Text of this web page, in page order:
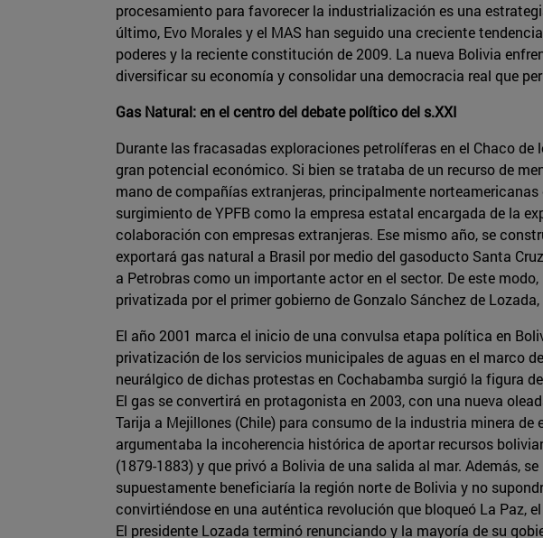
procesamiento para favorecer la industrialización es una
último, Evo Morales y el MAS han seguido una creciente
poderes y la reciente constitución de 2009. La nueva Bolivia
diversificar su economía y consolidar una democracia real que
Gas Natural: en el centro del debate político del s.XXI
Durante las fracasadas exploraciones petrolíferas en el Chaco
gran potencial económico. Si bien se trataba de un recurso de
mano de compañías extranjeras, principalmente
surgimiento de YPFB como la empresa estatal encargada de la
colaboración con empresas extranjeras. Ese mismo año, se
exportará gas natural a Brasil por medio del gasoducto Santa
a Petrobras como un importante actor en el sector. De este
privatizada por el primer gobierno de Gonzalo Sánchez de
El año 2001 marca el inicio de una convulsa etapa política en
privatización de los servicios municipales de aguas en el marco
neurálgico de dichas protestas en Cochabamba surgió la figura
El gas se convertirá en protagonista en 2003, con una nueva
Tarija a Mejillones (Chile) para consumo de la industria minera
argumentaba la incoherencia histórica de aportar recursos
(1879-1883) y que privó a Bolivia de una salida al mar. Además,
supuestamente beneficiaría la región norte de Bolivia y no
convirtiéndose en una auténtica revolución que bloqueó La Paz,
El presidente Lozada terminó renunciando y la mayoría de su